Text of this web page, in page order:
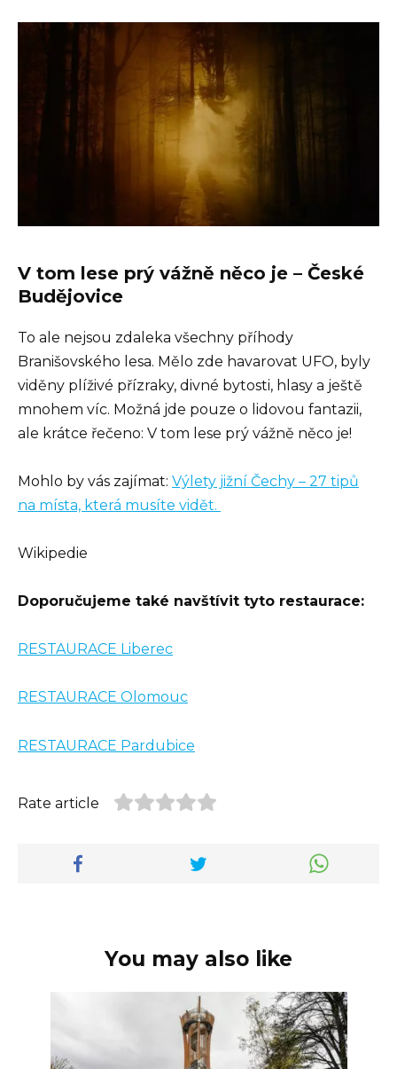
V tom lese prý vážně něco je – České
Budějovice
To ale nejsou zdaleka všechny příhody
Branišovského lesa. Mělo zde havarovat UFO, byly
viděny plíživé přízraky, divné bytosti, hlasy a ještě
mnohem víc. Možná jde pouze o lidovou fantazii,
ale krátce řečeno: V tom lese prý vážně něco je!
Mohlo by vás zajímat: Výlety jižní Čechy – 27 tipů
na místa, která musíte vidět.
Wikipedie
Doporučujeme také navštívit tyto restaurace:
RESTAURACE Liberec
RESTAURACE Olomouc
RESTAURACE Pardubice
Rate article
You may also like